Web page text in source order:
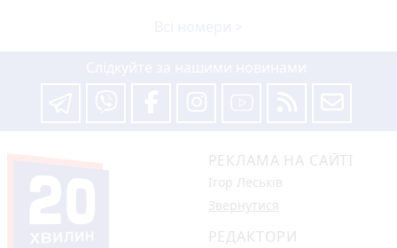
РЕКЛАМА НА САЙТІ
Ігор Леськів
Звернутися
РЕДАКТОРИ